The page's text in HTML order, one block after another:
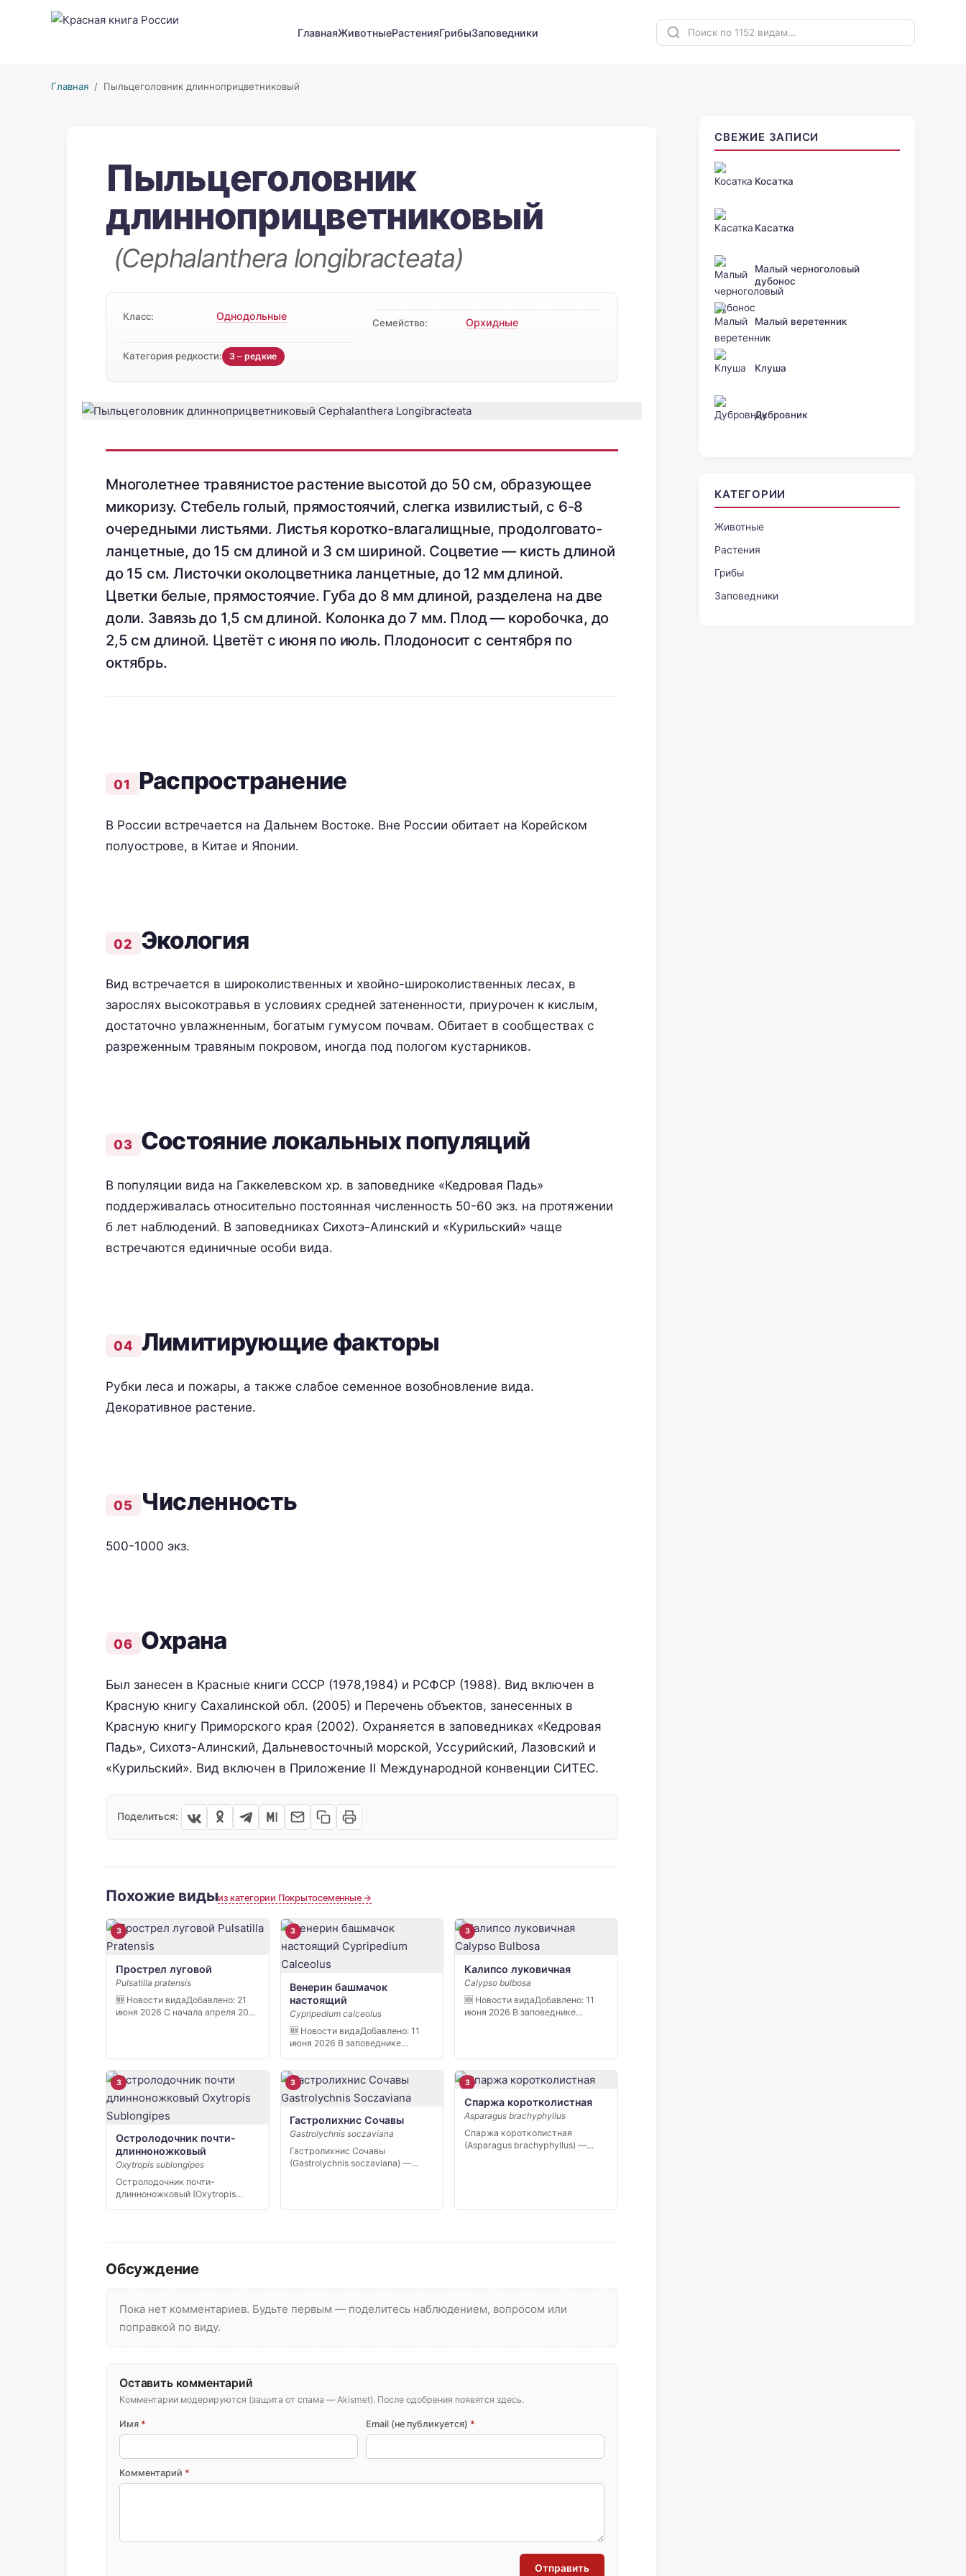
ГлавнаяЖивотныеРастенияГрибыЗаповедники
Главная/ Пыльцеголовник длинноприцветниковый
Пыльцеголовник
длинноприцветниковый
(Cephalanthera longibracteata)
Класс: Однодольные
Семейство: Орхидные
Категория редкости: 3 – редкие
Многолетнее травянистое растение высотой до 50 см, образующее
микоризу. Стебель голый, прямостоячий, слегка извилистый, с 6-8
очередными листьями. Листья коротко-влагалищные, продолговато-
ланцетные, до 15 см длиной и 3 см шириной. Соцветие — кисть длиной
до 15 см. Листочки околоцветника ланцетные, до 12 мм длиной.
Цветки белые, прямостоячие. Губа до 8 мм длиной, разделена на две
доли. Завязь до 1,5 см длиной. Колонка до 7 мм. Плод — коробочка, до
2,5 см длиной. Цветёт с июня по июль. Плодоносит с сентября по
октябрь.
Распространение
В России встречается на Дальнем Востоке. Вне России обитает на Корейском
полуострове, в Китае и Японии.
Экология
Вид встречается в широколиственных и хвойно-широколиственных лесах, в
зарослях высокотравья в условиях средней затененности, приурочен к кислым,
достаточно увлажненным, богатым гумусом почвам. Обитает в сообществах с
разреженным травяным покровом, иногда под пологом кустарников.
Состояние локальных популяций
В популяции вида на Гаккелевском хр. в заповеднике «Кедровая Падь»
поддерживалась относительно постоянная численность 50-60 экз. на протяжении
б лет наблюдений. В заповедниках Сихотэ-Алинский и «Курильский» чаще
встречаются единичные особи вида.
Лимитирующие факторы
Рубки леса и пожары, а также слабое семенное возобновление вида.
Декоративное растение.
Численность
500-1000 экз.
Oхранa
Был занесен в Красные книги СССР (1978,1984) и РСФСР (1988). Вид включен в
Красную книгу Сахалинской обл. (2005) и Перечень объектов, занесенных в
Красную книгу Приморского края (2002). Охраняется в заповедниках «Кедровая
Падь», Сихотэ-Алинский, Дальневосточный морской, Уссурийский, Лазовский и
«Курильский». Вид включен в Приложение II Международной конвенции СИТЕС.
Поделиться:
Похожие видыиз категории Покрытосеменные →
3
Прострел луговой
Pulsatilla pratensis
🆕 Новости видаДобавлено: 21
июня 2026 С начала апреля 2026
3
Венерин башмачок
настоящий
Cypripedium calceolus
🆕 Новости видаДобавлено: 11
июня 2026 В заповеднике
3
Калипсо луковичная
Calypso bulbosa
🆕 Новости видаДобавлено: 11
июня 2026 В заповеднике
3
Остролодочник почти-
длинноножковый
Oxytropis sublongipes
Остролодочник почти-
длинноножковый (Oxytropis
3
Гастролихнис Сочавы
Gastrolychnis soczaviana
Гастролихнис Сочавы
(Gastrolychnis soczaviana) —
3
Спаржа коротколистная
Asparagus brachyphyllus
Спаржа коротколистная
(Asparagus brachyphyllus) —
Обсуждение
Пока нет комментариев. Будьте первым — поделитесь наблюдением, вопросом или
поправкой по виду.
Оставить комментарий
Комментарии модерируются (защита от спама — Akismet). После одобрения появятся здесь.
Имя * Email (не публикуется) *
Комментарий *
Отправить
СВЕЖИЕ ЗАПИСИ
Косатка
Касатка
Малый черноголовый
дубонос
Малый веретенник
Клуша
Дубровник
КАТЕГОРИИ
Животные
Растения
Грибы
Заповедники